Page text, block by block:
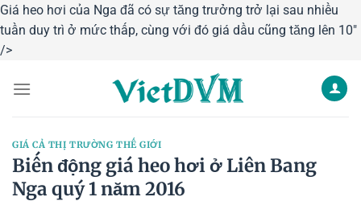
Giá heo hơi của Nga đã có sự tăng trưởng trở lại sau nhiều
tuần duy trì ở mức thấp, cùng với đó giá dầu cũng tăng lên 10"
/>Skip
content
GIÁ CẢ THỊ TRƯỜNG THẾ GIỚI
Biến động giá heo hơi ở Liên Bang
Nga quý 1 năm 2016